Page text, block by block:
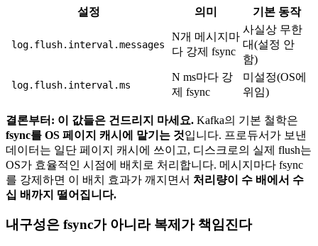
설정 의미 기본 동작
log.flush.interval.messages
N개 메시지마
다 강제 fsync
사실상 무한
대(설정 안
함)
log.flush.interval.ms
N ms마다 강
제 fsync
미설정(OS에
위임)
결론부터: 이 값들은 건드리지 마세요. Kafka의 기본 철학은
fsync를 OS 페이지 캐시에 맡기는 것입니다. 프로듀서가 보낸
데이터는 일단 페이지 캐시에 쓰이고, 디스크로의 실제 flush는
OS가 효율적인 시점에 배치로 처리합니다. 메시지마다 fsync
를 강제하면 이 배치 효과가 깨지면서 처리량이 수 배에서 수
십 배까지 떨어집니다.
내구성은 fsync가 아니라 복제가 책임진다